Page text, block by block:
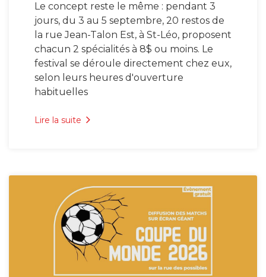
Le concept reste le même : pendant 3
jours, du 3 au 5 septembre, 20 restos de
la rue Jean-Talon Est, à St-Léo, proposent
chacun 2 spécialités à 8$ ou moins. Le
festival se déroule directement chez eux,
selon leurs heures d'ouverture
habituelles
Lire la suite